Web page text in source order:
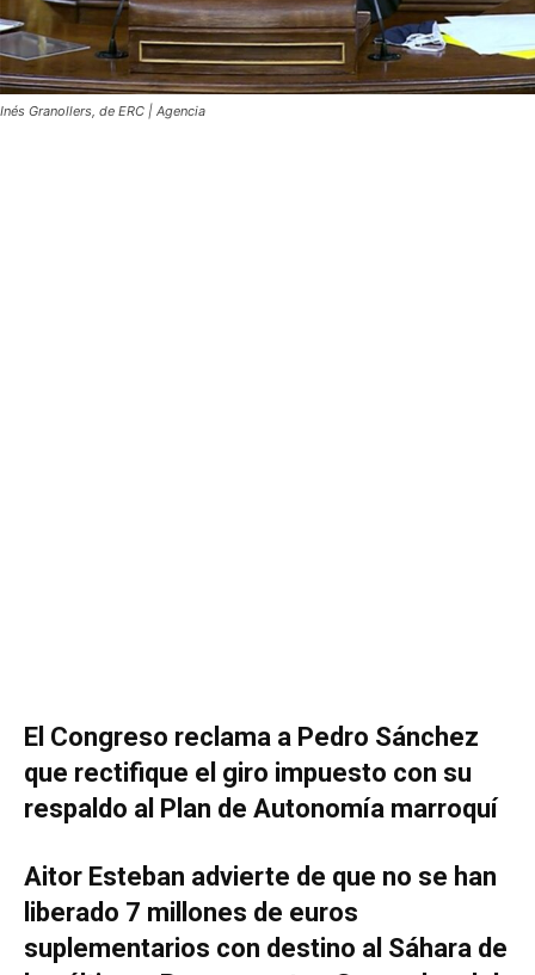
Inés Granollers, de ERC | Agencia
El Congreso reclama a Pedro Sánchez
que rectifique el giro impuesto con su
respaldo al Plan de Autonomía marroquí
Aitor Esteban advierte de que no se han
liberado 7 millones de euros
suplementarios con destino al Sáhara de